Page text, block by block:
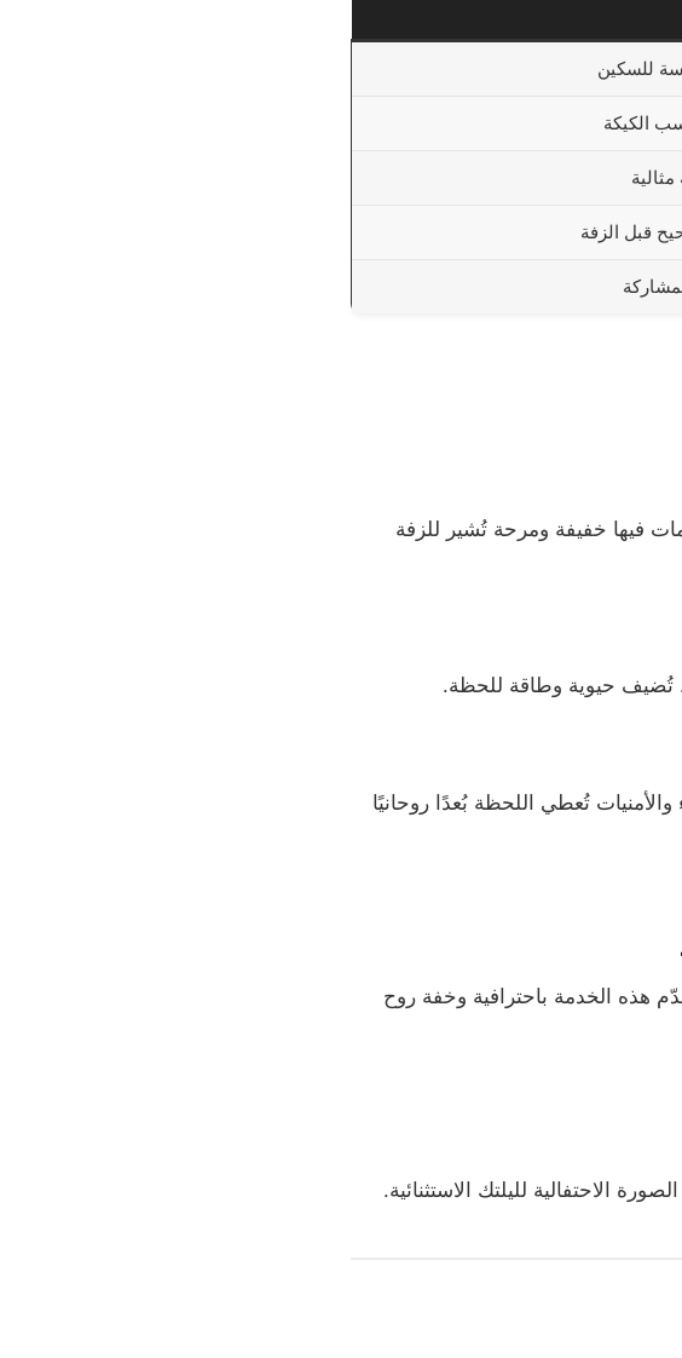
للسكين
الكيكة
قبل الزفة
فيها خفيفة ومرحة تُشير للزفة
تُضيف حيوية وطاقة للحظة.
تُعطي اللحظة بُعدًا روحانيًا
هذه الخدمة باحترافية وخفة روح
الاحتفالية لليلتك الاستثنائية.